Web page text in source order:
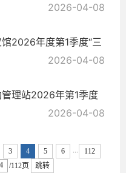
2026-04-08
2026年度第1季度“三
2026-04-08
理站2026年第1季度
2026-04-08
3 4 5 6 ...
112
/112页 跳转